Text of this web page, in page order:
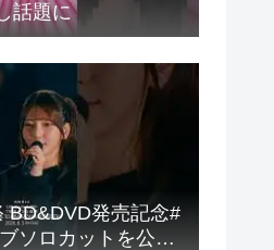
話題に
BD&DVD発売記念#
ソロカットを公開